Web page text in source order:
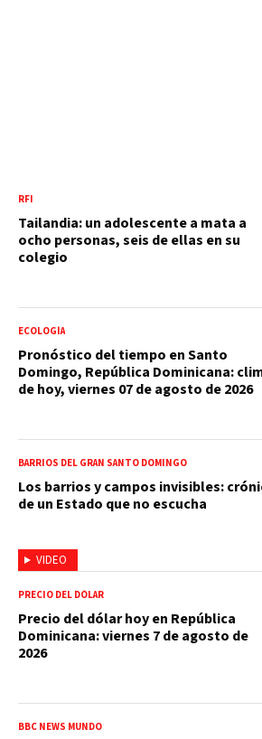
RFI
Tailandia: un adolescente a mata a
ocho personas, seis de ellas en su
colegio
ECOLOGÍA
Pronóstico del tiempo en Santo
Domingo, República Dominicana:
de hoy, viernes 07 de agosto de 2026
VIDEO
BARRIOS DEL GRAN SANTO DOMINGO
Los barrios y campos invisibles:
de un Estado que no escucha
PRECIO DEL DÓLAR
Precio del dólar hoy en República
Dominicana: viernes 7 de agosto de
2026
BBC NEWS MUNDO